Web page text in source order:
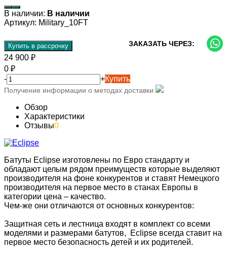
В наличии: В наличии
Артикул: Military_10FT
Купить в рассрочку ЗАКАЗАТЬ ЧЕРЕЗ:
24 900 ₽
0 ₽
-
+Купить
Получение информации о методах доставки
Обзор
Характеристики
Отзывы0
Батуты Eclipse изготовлены по Евро стандарту и
обладают целым рядом преимуществ которые выделяют
производителя на фоне конкурентов и ставят Немецкого
производителя на первое место в станах Европы в
категории цена – качество.
Чем-же они отличаются от основных конкурентов:
Защитная сеть и лестница входят в комплект со всеми
моделями и размерами батутов, Eclipse всегда ставит на
первое место безопасность детей и их родителей.